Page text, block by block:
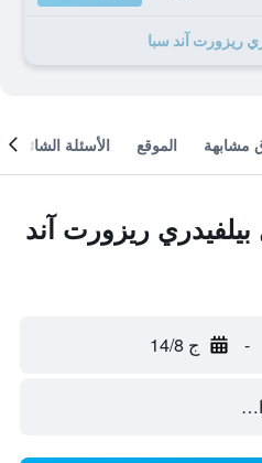
مشابهة الموقع الأسئلة الشائعة
ريزورت آند
- ج 14/8